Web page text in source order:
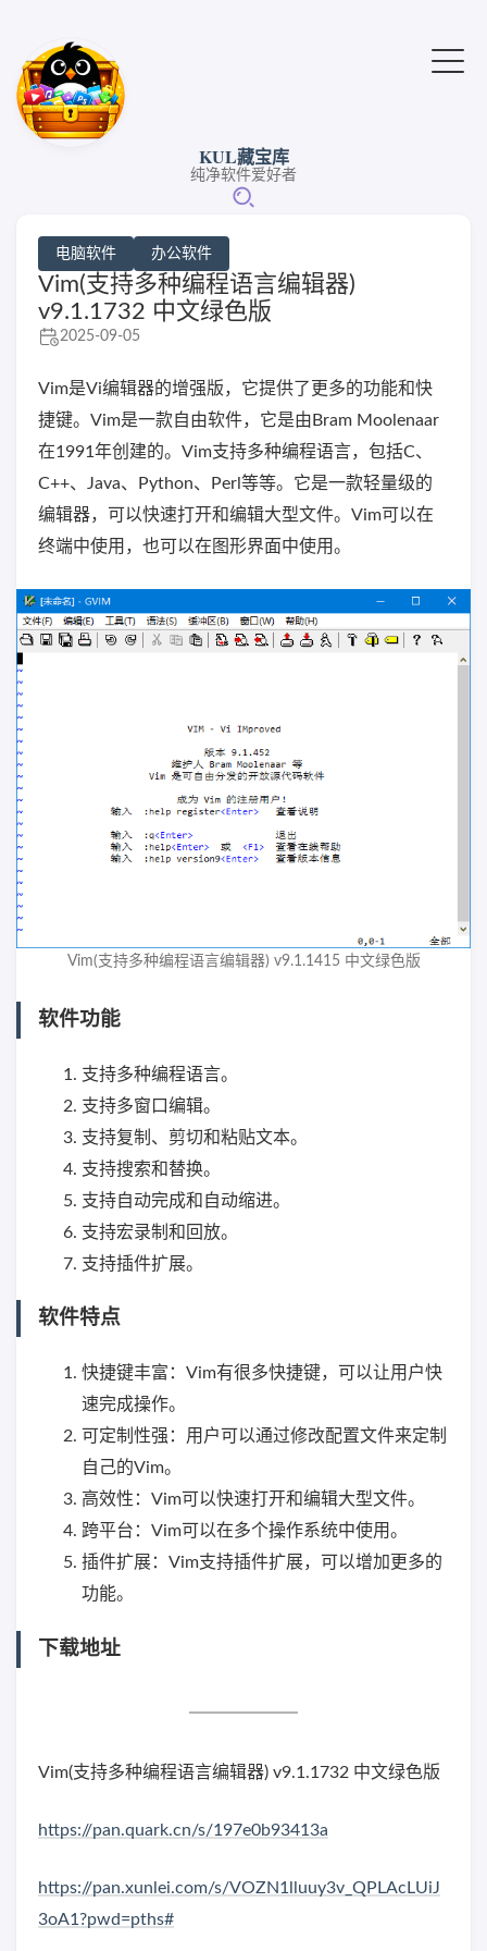
KUL藏宝库
纯净软件爱好者
电脑软件 办公软件
Vim(支持多种编程语言编辑器)
v9.1.1732 中文绿色版
2025-09-05
Vim是Vi编辑器的增强版，它提供了更多的功能和快
捷键。Vim是一款自由软件，它是由Bram Moolenaar
在1991年创建的。Vim支持多种编程语言，包括C、
C++、Java、Python、Perl等等。它是一款轻量级的
编辑器，可以快速打开和编辑大型文件。Vim可以在
终端中使用，也可以在图形界面中使用。
Vim(支持多种编程语言编辑器) v9.1.1415 中文绿色版
软件功能
支持多种编程语言。
支持多窗口编辑。
支持复制、剪切和粘贴文本。
支持搜索和替换。
支持自动完成和自动缩进。
支持宏录制和回放。
支持插件扩展。
软件特点
快捷键丰富：Vim有很多快捷键，可以让用户快
速完成操作。
可定制性强：用户可以通过修改配置文件来定制
自己的Vim。
高效性：Vim可以快速打开和编辑大型文件。
跨平台：Vim可以在多个操作系统中使用。
插件扩展：Vim支持插件扩展，可以增加更多的
功能。
下载地址
Vim(支持多种编程语言编辑器) v9.1.1732 中文绿色版
https://pan.quark.cn/s/197e0b93413a
https://pan.xunlei.com/s/VOZN1lluuy3v_QPLAcLUiJ
3oA1?pwd=pths#